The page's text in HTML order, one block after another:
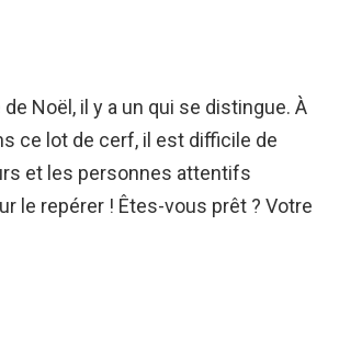
Noël, il y a un qui se distingue. À
ce lot de cerf, il est difficile de
et les personnes attentifs
le repérer ! Êtes-vous prêt ? Votre